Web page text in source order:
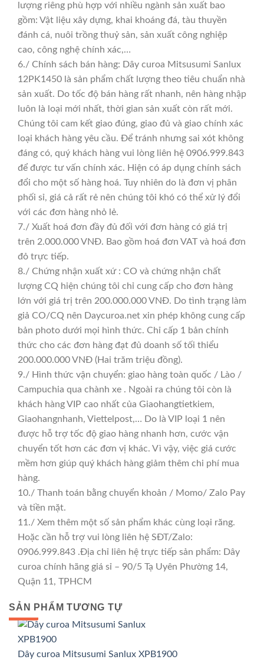
lượng riêng phù hợp với nhiều ngành sản xuất bao
gồm: Vật liệu xây dựng, khai khoáng đá, tàu thuyền
đánh cá, nuôi trồng thuỷ sản, sản xuất công nghiệp
cao, công nghệ chính xác,…
6./ Chính sách bán hàng: Dây curoa Mitsusumi Sanlux
12PK1450 là sản phẩm chất lượng theo tiêu chuẩn nhà
sản xuất. Do tốc độ bán hàng rất nhanh, nên hàng nhập
luôn là loại mới nhất, thời gian sản xuất còn rất mới.
Chúng tôi cam kết giao đúng, giao đủ và giao chính xác
loại khách hàng yêu cầu. Để tránh nhưng sai xót không
đáng có, quý khách hàng vui lòng liên hệ 0906.999.843
để được tư vấn chính xác. Hiện có áp dụng chính sách
đổi cho một số hàng hoá. Tuy nhiên do là đơn vị phân
phối sỉ, giá cả rất rẻ nên chúng tôi khó có thể xử lý đổi
với các đơn hàng nhỏ lẻ.
7./ Xuất hoá đơn đầy đủ đối với đơn hàng có giá trị
trên 2.000.000 VNĐ. Bao gồm hoá đơn VAT và hoá đơn
đỏ trực tiếp.
8./ Chứng nhận xuất xứ : CO và chứng nhận chất
lượng CQ hiện chúng tôi chỉ cung cấp cho đơn hàng
lớn với giá trị trên 200.000.000 VNĐ. Do tình trạng làm
giả CO/CQ nên Daycuroa.net xin phép không cung cấp
bản photo dưới mọi hình thức. Chỉ cấp 1 bản chính
thức cho các đơn hàng đạt đủ doanh số tối thiểu
200.000.000 VNĐ (Hai trăm triệu đồng).
9./ Hình thức vận chuyển: giao hàng toàn quốc / Lào /
Campuchia qua chành xe . Ngoài ra chúng tôi còn là
khách hàng VIP cao nhất của Giaohangtietkiem,
Giaohangnhanh, Viettelpost,… Do là VIP loại 1 nên
được hỗ trợ tốc độ giao hàng nhanh hơn, cước vận
chuyển tốt hơn các đơn vị khác. Vì vậy, việc giá cước
mềm hơn giúp quý khách hàng giảm thêm chi phí mua
hàng.
10./ Thanh toán bằng chuyển khoản / Momo/ Zalo Pay
và tiền mặt.
11./ Xem thêm một số sản phẩm khác cùng loại răng.
Hoặc cần hỗ trợ vui lòng liên hệ SĐT/Zalo:
0906.999.843 .Địa chỉ liên hệ trực tiếp sản phẩm: Dây
curoa chính hãng giá sỉ – 90/5 Tạ Uyên Phường 14,
Quận 11, TPHCM
SẢN PHẨM TƯƠNG TỰ
GIÁ SỈ
GIÁ TỐT
Dây curoa Mitsusumi Sanlux XPB1900